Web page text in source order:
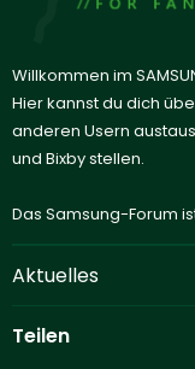
Willkommen im
Hier kannst du dich
anderen Usern
und Bixby stellen.
Das Samsung-Forum
Aktuelles
Teilen